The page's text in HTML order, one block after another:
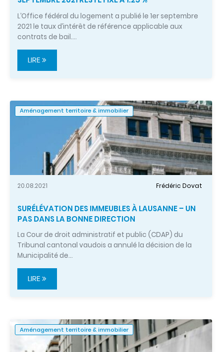
L’Office fédéral du logement a publié le 1er septembre
2021 le taux d’intérêt de référence applicable aux
contrats de bail.…
LIRE
Aménagement territoire & immobilier
20.08.2021 Frédéric Dovat
SURÉLÉVATION DES IMMEUBLES À LAUSANNE – UN
PAS DANS LA BONNE DIRECTION
La Cour de droit administratif et public (CDAP) du
Tribunal cantonal vaudois a annulé la décision de la
Municipalité de…
LIRE
Aménagement territoire & immobilier